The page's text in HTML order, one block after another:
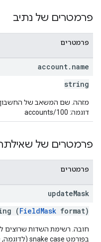
פרמטרים של נתיב
פרמטרים
account. name
string
דוגמה: accounts/100
פרמטרים של
פרמטרים
updateMask
(FieldMask format)
חובה. רשימת השדות שרוצים